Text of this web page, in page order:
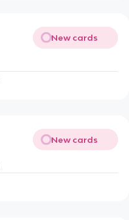
New cards
New cards